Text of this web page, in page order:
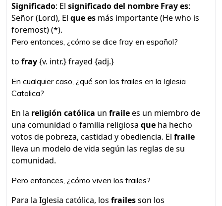
Significado: El significado del nombre Fray es:
Señor (Lord), El que es más importante (He who is
foremost) (*).
Pero entonces, ¿cómo se dice fray en español?
to fray{v. intr.} frayed {adj.}
En cualquier caso, ¿qué son los frailes en la Iglesia
Catolica?
En la religión católica un frailees un miembro de
una comunidad o familia religiosa que ha hecho
votos de pobreza, castidad y obediencia. El fraile
lleva un modelo de vida según las reglas de su
comunidad.
Pero entonces, ¿cómo viven los frailes?
Para la Iglesia católica, los frailesson los